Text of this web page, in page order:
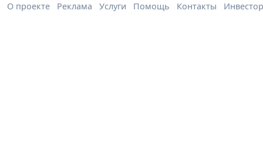
О проекте Реклама Услуги Помощь Контакты